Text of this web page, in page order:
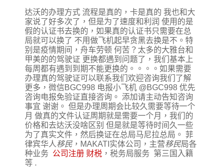
达沃的办理方式 流程是真的，卡是真的 我也和大
家说了好多次了，但是为了速度和利润 使用的是
假的认证书去换的，如果真的认证书只需要在总
局就可以换了 不用做飞机起早贪黑去换是不。特
别是疫情期间，舟车劳顿 何苦？太多的大雅台和
甲美的的驾驶证 更换都遇到问题了，我们基本上
每周都有遇到到期不能更换的。。。。如果需要
办理真的驾驶证可以联系我们欢迎咨询我们了解
更多，微信BGC998 电报小飞机 @BGC998 优先
咨询电报免验证直接咨询。 添加请主动告知咨询
事宜 谢谢。 但是办理周期会比较久需要等待一个
月 做真的文件认证周期就是需要一个月，我们的
价格和去达沃没啥区别 但是就是等待时间久一些
为了真实文件，然后换证在总局马尼拉总局。 菲
律宾华人移民 ，MAKATI实体公司，主营移民局各
种业务 公司注册 财税 ，税务局服务 第三国入籍
等 .